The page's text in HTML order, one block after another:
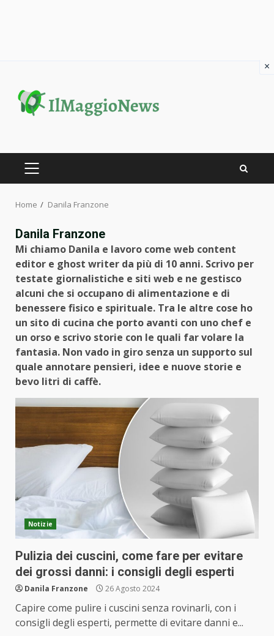
content
PRIMARY
Home Danila Franzone
Danila Franzone
Mi chiamo Danila e lavoro come web content
editor e ghost writer da più di 10 anni. Scrivo per
testate giornalistiche e siti web e ne gestisco
alcuni che si occupano di alimentazione e di
benessere fisico e spirituale. Tra le altre cose ho
un sito di cucina che porto avanti con uno chef e
un orso e scrivo storie con le quali far volare la
fantasia. Non vado in giro senza un supporto sul
quale annotare pensieri, idee e nuove storie e
bevo litri di caffè.
Notizie
Pulizia dei cuscini, come fare per evitare
dei grossi danni: i consigli degli esperti
Danila Franzone 26 Agosto 2024
Capire come pulire i cuscini senza rovinarli, con i
consigli degli esperti, permette di evitare danni e...
×